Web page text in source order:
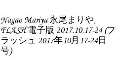
Nagao Mariya 永尾まりや,
FLASH 電子版 2017.10.17-24 (フ
ラッシュ 2017年10月17-24日
号)